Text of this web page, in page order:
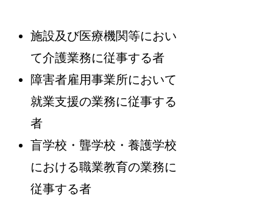
施設及び医療機関等におい
て介護業務に従事する者
障害者雇用事業所において
就業支援の業務に従事する
者
盲学校・聾学校・養護学校
における職業教育の業務に
従事する者